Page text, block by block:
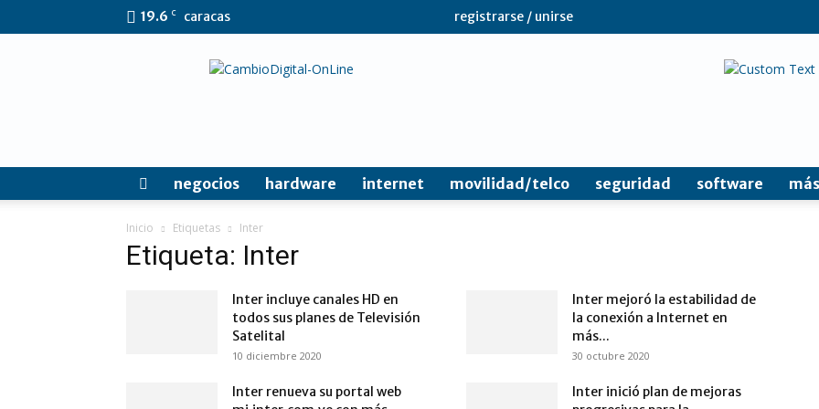
19.6 C caracas registrarse / unirse
CambioDigital
negocios hardware internet movilidad/telco seguridad software
Inicio Etiquetas Inter
Etiqueta: Inter
Inter incluye canales HD en
todos sus planes de Televisión
Satelital
10 diciembre 2020
Inter mejoró la estabilidad de
la conexión a Internet en
más...
30 octubre 2020
Inter renueva su portal web
Inter inició plan de mejoras